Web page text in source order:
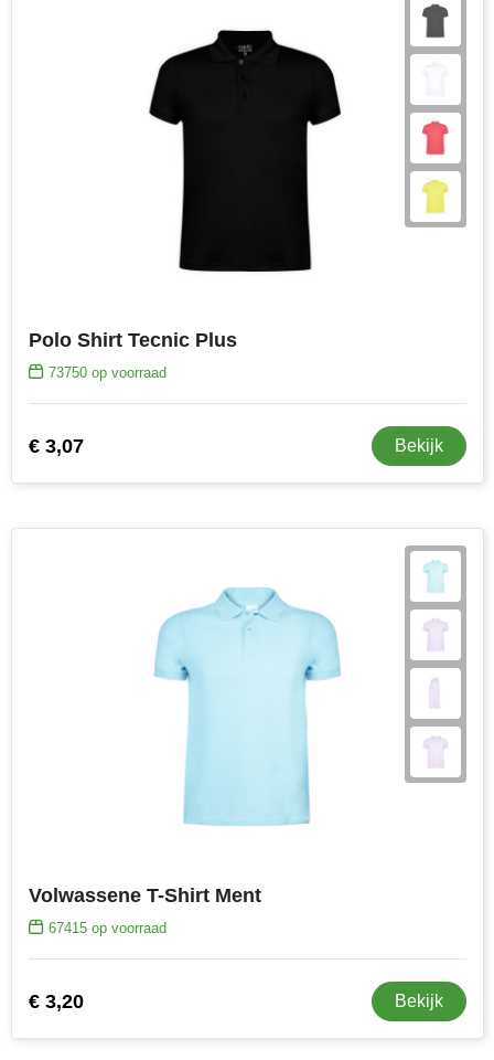
Polo Shirt Tecnic Plus
73750op voorraad
€ 3,07 Bekijk
Volwassene T-Shirt Ment
67415op voorraad
€ 3,20 Bekijk